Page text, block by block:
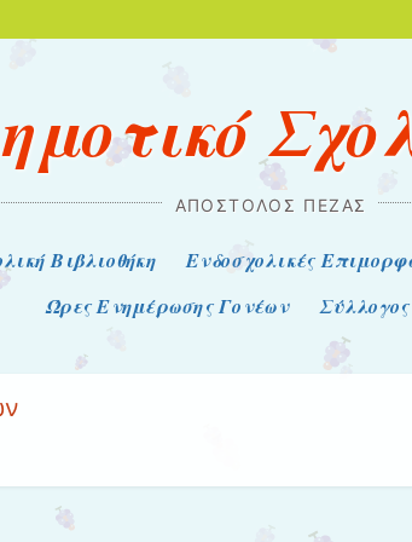
ΑΠΟΣΤΟΛΟΣ ΠΕΖΑΣ
Βιβλιοθήκη Ενδοσχολικές
Ώρες Ενημέρωσης Γονέων